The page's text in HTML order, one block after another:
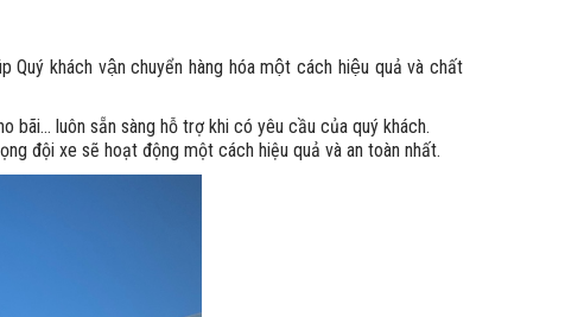
Quý khách vận chuyển hàng hóa một cách hiệu quả và chất
luôn sẵn sàng hỗ trợ khi có yêu cầu của quý khách.
đội xe sẽ hoạt động một cách hiệu quả và an toàn nhất.